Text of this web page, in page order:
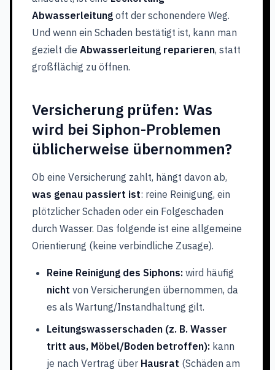
Abwasserleitung oft der schonendere Weg.
Und wenn ein Schaden bestätigt ist, kann man
gezielt die Abwasserleitung reparieren, statt
großflächig zu öffnen.
Versicherung prüfen: Was
wird bei Siphon-Problemen
üblicherweise übernommen?
Ob eine Versicherung zahlt, hängt davon ab,
was genau passiert ist: reine Reinigung, ein
plötzlicher Schaden oder ein Folgeschaden
durch Wasser. Das folgende ist eine allgemeine
Orientierung (keine verbindliche Zusage).
Reine Reinigung des Siphons: wird häufig
nicht von Versicherungen übernommen, da
es als Wartung/Instandhaltung gilt.
Leitungswasserschaden (z. B. Wasser
tritt aus, Möbel/Boden betroffen): kann
je nach Vertrag über Hausrat (Schäden am